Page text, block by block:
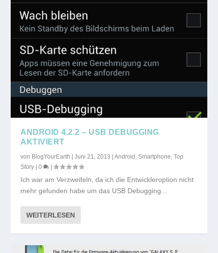
ANDROID 4.2.2 – USB DEBUGGING
AKTIVIERT
von BlogYourEarth |Juni 21, 2013 |Android ,Smartphone ,Top
Story |0 |
Ich war am Verzweifeln, da ich die Entwickleroption nicht
mehr gefunden habe um das USB Debugging...
WEITERLESEN